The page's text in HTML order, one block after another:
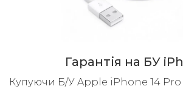
Гарантія на БУ
Купуючи Б/У Apple iPhone 14 Pro